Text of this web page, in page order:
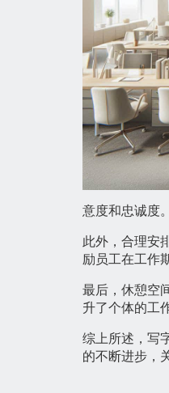
意度和忠诚度。
此外，合理安
励员工在工作
最后，休憩空
升了个体的工
综上所述，写
的不断进步，